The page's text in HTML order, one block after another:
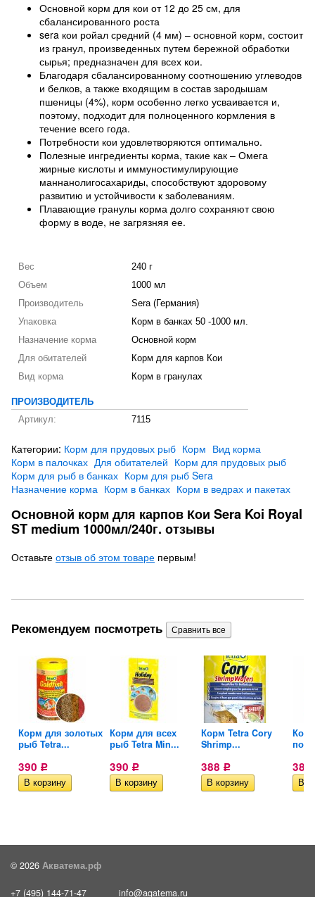
Основной корм для кои от 12 до 25 см, для
сбалансированного роста
sera кои ройал средний (4 мм) – основной корм, состоит
из гранул, произведенных путем бережной обработки
сырья; предназначен для всех кои.
Благодаря сбалансированному соотношению углеводов
и белков, а также входящим в состав зародышам
пшеницы (4%), корм особенно легко усваивается и,
поэтому, подходит для полноценного кормления в
течение всего года.
Потребности кои удовлетворяются оптимально.
Полезные ингредиенты корма, такие как – Омега
жирные кислоты и иммуностимулирующие
маннанолигосахариды, способствуют здоровому
развитию и устойчивости к заболеваниям.
Плавающие гранулы корма долго сохраняют свою
форму в воде, не загрязняя ее.
Вес
240 г
Объем
1000 мл
Производитель
Sera (Германия)
Упаковка
Корм в банках 50 -1000 мл.
Назначение корма
Основной корм
Для обитателей
Корм для карпов Кои
Вид корма
Корм в гранулах
ПРОИЗВОДИТЕЛЬ
Артикул:
7115
Категории: Корм для прудовых рыб Корм Вид корма
Корм в палочках Для обитателей Корм для прудовых рыб
Корм для рыб в банках Корм для рыб Sera
Назначение корма Корм в банках Корм в ведрах и пакетах
Основной корм для карпов Кои Sera Koi Royal
ST medium 1000мл/240г. отзывы
Оставьте отзыв об этом товаре первым!
Рекомендуем посмотреть
Корм для золотых
рыб Tetra...
390 Р
Корм для всех
рыб Tetra Min...
390 Р
Корм Tetra Cory
Shrimp...
388 Р 386
© 2026 Акватема.рф
+7 (495) 144-71-47 info@aqatema.ru